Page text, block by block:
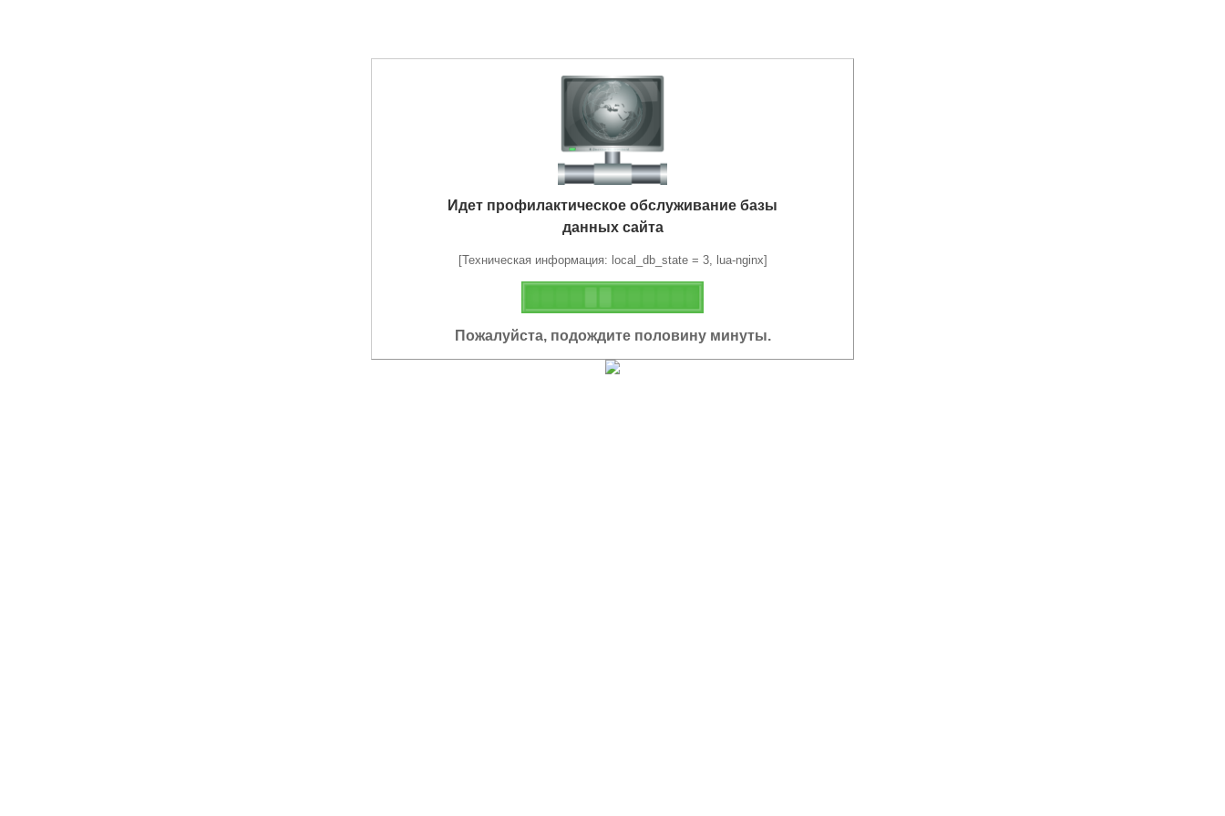
Идет профилактическое обслуживание базы
данных сайта
[Техническая информация: local_db_state = 3, lua-nginx]
Пожалуйста, подождите половину минуты.